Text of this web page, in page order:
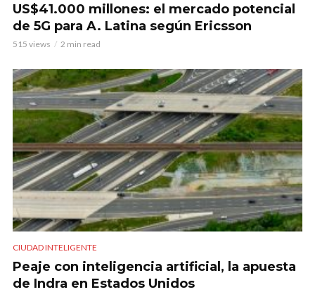
US$41.000 millones: el mercado potencial
de 5G para A. Latina según Ericsson
515 views 2 min read
CIUDAD INTELIGENTE
Peaje con inteligencia artificial, la apuesta
de Indra en Estados Unidos